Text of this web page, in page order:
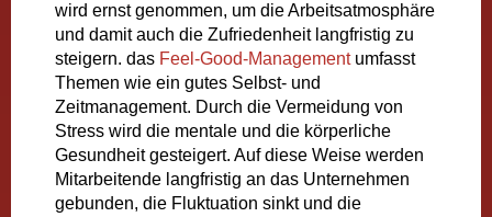
wird ernst genommen, um die Arbeitsatmosphäre
und damit auch die Zufriedenheit langfristig zu
steigern. das Feel-Good-Managementumfasst
Themen wie ein gutes Selbst- und
Zeitmanagement. Durch die Vermeidung von
Stress wird die mentale und die körperliche
Gesundheit gesteigert. Auf diese Weise werden
Mitarbeitende langfristig an das Unternehmen
gebunden, die Fluktuation sinkt und die